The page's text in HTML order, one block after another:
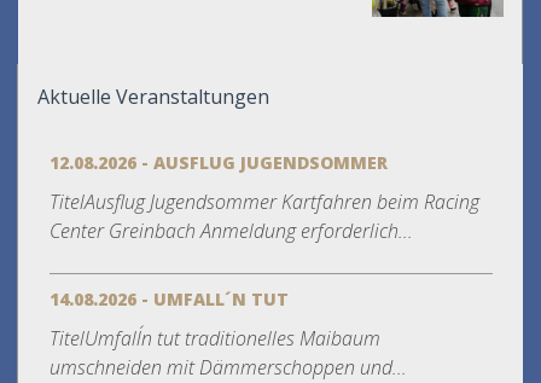
Aktuelle Veranstaltungen
12.08.2026 - AUSFLUG JUGENDSOMMER
TitelAusflug Jugendsommer Kartfahren beim Racing
Center Greinbach Anmeldung erforderlich...
14.08.2026 - UMFALL´N TUT
TitelUmfall´n tut traditionelles Maibaum
umschneiden mit Dämmerschoppen und...